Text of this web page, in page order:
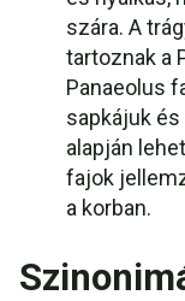
szára. A
tartoznak a
Panaeolus
sapkájuk
alapján
fajok
a korban.